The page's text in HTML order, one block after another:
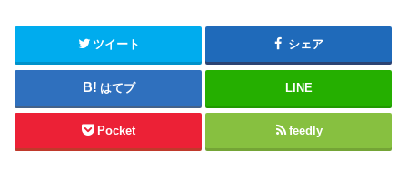
ツイート シェア
はてブ LINE
Pocket feedly